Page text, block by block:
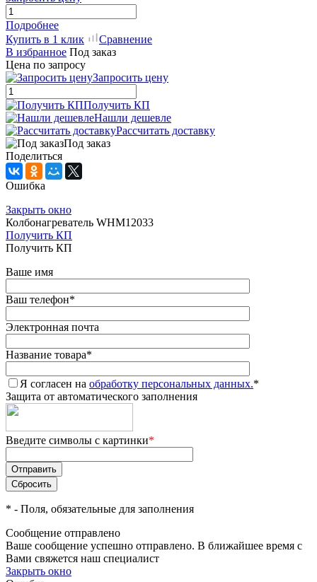
Подробнее
Купить в 1 клик
Сравнение
В избранное Под заказ
Цена по запросу
Запросить цену
Получить КП
Нашли дешевле
Рассчитать доставку
Под заказ
Поделиться
Ошибка
Закрыть окно
Колбонагреватель WHM12033
Получить КП
Получить КП
Ваше имя
Ваш телефон*
Электронная почта
Название товара*
Я согласен на обработку персональных данных.*
Защита от автоматического заполнения
Введите символы с картинки*
* - Поля, обязательные для заполнения
Сообщение отправлено
Ваше сообщение успешно отправлено. В ближайшее время с
Вами свяжется наш специалист
Закрыть окно